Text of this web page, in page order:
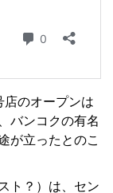
店のオープンは
バンコクの有名
が立ったとのこ
ト？）は、セン